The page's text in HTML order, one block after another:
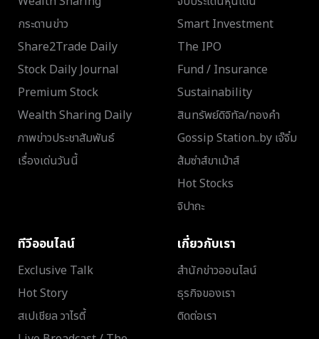
กระดานข่าว
Share2Trade Daily
Stock Daily Journal
Premium Stock
Wealth Sharing Daily
ภาพข่าวประชาสัมพันธ์
เรื่องเด่นวันนี้
Smart Investment
The IPO
Fund / Insurance
Sustainability
สินทรัพย์ดิจิทัล/ทองคำ
Gossip Station..by เจ๊จิ๋ม
ส้มซ่าส์ขาเม้าส์
Hot Stocks
จิปาถะ
ทีวีออนไลน์
Exclusive Talk
Hot Story
สเปเชียล วาไรตี้
เกี่ยวกับเรา
สำนักข่าวออนไลน์
ธุรกิจของเรา
ติดต่อเรา